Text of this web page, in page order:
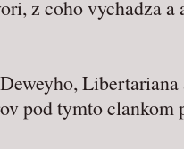
z coho vychadza
pod tymto clankom